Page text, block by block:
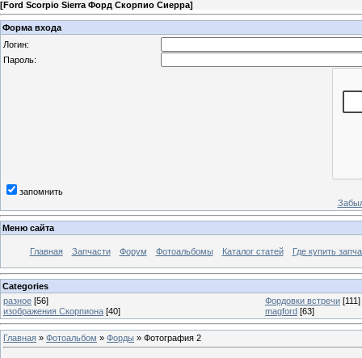
[Ford Scorpio Sierra Форд Скорпио Сиерра]
Форма входа
Логин:
Пароль:
запомнить
Меню сайта
Главная Запчасти Форум Фотоальбомы Каталог статей Где купить
Categories
разное [56] Фордовки встречи [111]
изображения Скорпиона [40] magford [63]
Главная » Фотоальбом » Форды » Фотография 2